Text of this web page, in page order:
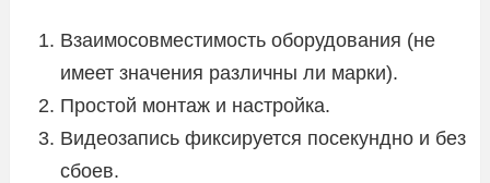
Взаимосовместимость оборудования (не
имеет значения различны ли марки).
Простой монтаж и настройка.
Видеозапись фиксируется посекундно и без
сбоев.